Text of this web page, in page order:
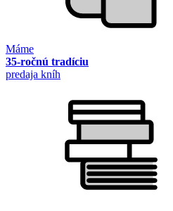
Máme
35-ročnú tradíciu
predaja kníh